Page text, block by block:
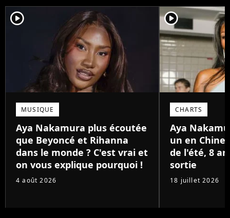
player2
MUSIQUE
Aya Nakamura plus écoutée
que Beyoncé et Rihanna
dans le monde ? C'est vrai et
on vous explique pourquoi !
4 août 2026
player2
CHARTS
Aya
un en Chine
de l'été, 8
sortie
18 juillet 2026